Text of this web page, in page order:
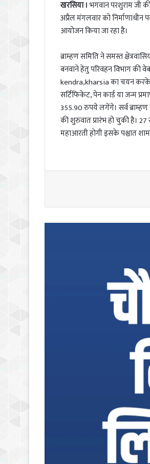
खरसिया । भगवान परशुराम जी
अप्रैल मंगलवार को
आयोजन किया जा रहा है।
ब्राम्हण समिति ने समस्त
बनवाने हेतु परिवहन विभाग की
kendra,kharsia का चयन करके
सर्टिफिकेट, पेन कार्ड या जन्म
355.90 रुपये लगेंगे। सर्व ब्राम्हण
की शुरुवात प्रारंभ हो चुकी है।
महाआरती होगी इसके पश्चात शाम